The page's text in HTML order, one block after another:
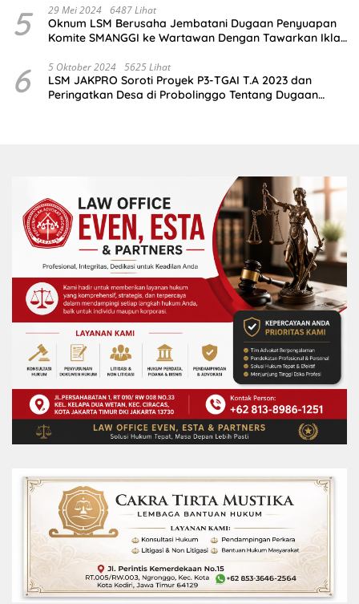
5 29 Mei 2024 6487 Lihat
Oknum LSM Berusaha Jembatani Dugaan Penyuapan
Komite SMANGGI ke Wartawan Dengan Tawarkan Iklan
6 5 Oktober 2024 5625 Lihat
LSM JAKPRO Soroti Proyek P3-TGAI T.A 2023 dan
Peringatkan Desa di Probolinggo Tentang Dugaan